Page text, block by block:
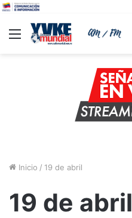
Menu
Inicio / 19 de abril
19 de abril